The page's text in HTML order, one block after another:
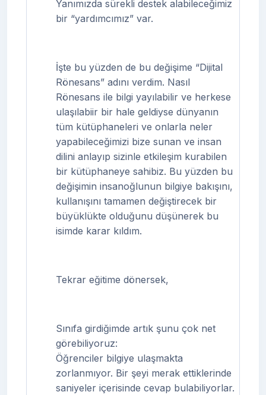
Yanımızda sürekli destek alabileceğimiz
bir “yardımcımız” var.
İşte bu yüzden de bu değişime “Dijital
Rönesans” adını verdim. Nasıl
Rönesans ile bilgi yayılabilir ve herkese
ulaşılabiir bir hale geldiyse dünyanın
tüm kütüphaneleri ve onlarla neler
yapabileceğimizi bize sunan ve insan
dilini anlayıp sizinle etkileşim kurabilen
bir kütüphaneye sahibiz. Bu yüzden bu
değişimin insanoğlunun bilgiye bakışını,
kullanışını tamamen değiştirecek bir
büyüklükte olduğunu düşünerek bu
isimde karar kıldım.
Tekrar eğitime dönersek,
Sınıfa girdiğimde artık şunu çok net
görebiliyoruz:
Öğrenciler bilgiye ulaşmakta
zorlanmıyor. Bir şeyi merak ettiklerinde
saniyeler içerisinde cevap bulabiliyorlar.